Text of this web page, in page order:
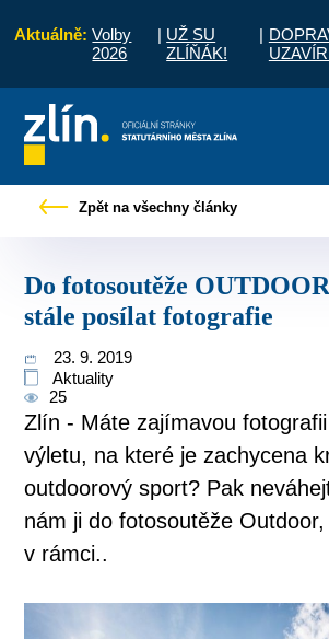
Aktuálně: Volby
2026
| UŽ SU
ZLÍŇÁK!
|
vyřídit Potřebuji zaplatit
Zpět na všechny články
Do fotosoutěže OUTDOOR můžete
stále posílat fotografie
23. 9. 2019
Aktuality
25
Zlín - Máte zajímavou
výletu, na které je zachycena
outdoorový sport? Pak
nám ji do fotosoutěže
v rámci..